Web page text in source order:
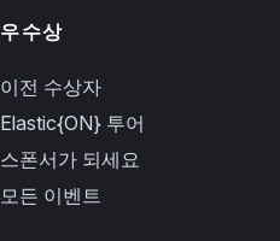
우수상
이전 수상자
Elastic{ON} 투어
스폰서가 되세요
모든 이벤트